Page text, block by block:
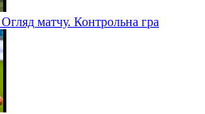
матчу. Контрольна гра